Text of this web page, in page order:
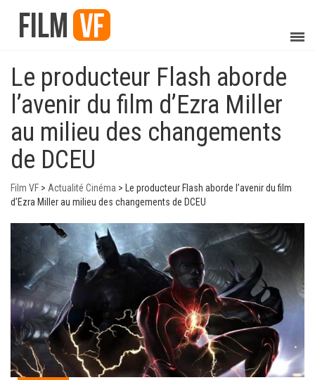
Le producteur Flash aborde
l’avenir du film d’Ezra Miller
au milieu des changements
de DCEU
Film VF > Actualité Cinéma >
Le producteur Flash aborde l’avenir du film
d’Ezra Miller au milieu des changements de DCEU